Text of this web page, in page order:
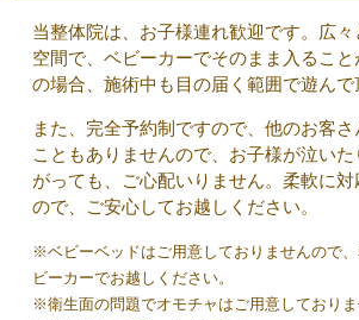
当整体院は、お子様連れ歓迎です。広
空間で、ベビーカーでそのまま入るこ
の場合、施術中も目の届く範囲で遊んで
また、完全予約制ですので、他のお客
こともありませんので、お子様が泣い
がっても、ご心配いりません。柔軟に
ので、ご安心してお越しください。
※ベビーベッドはご用意しておりませんので
ビーカーでお越しください。
※衛生面の問題でオモチャはご用意しており